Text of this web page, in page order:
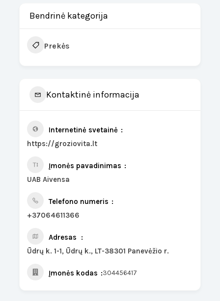
Bendrinė kategorija
Prekės
Kontaktinė informacija
Internetinė svetainė
https://groziovita.lt
Įmonės pavadinimas
UAB Aivensa
Telefono numeris
+37064611366
Adresas
Ūdrų k. 1-1, Ūdrų k., LT-38301 Panevėžio r.
Įmonės kodas 304456417